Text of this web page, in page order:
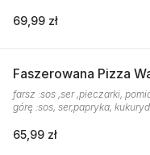
69,99 zł
Faszerowana Pizza
farsz :sos ,ser ,pieczarki,
górę :sos, ser,papryka,
65,99 zł